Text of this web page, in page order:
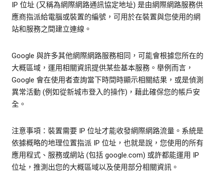
IP 位址 (又稱為網際網路通訊協定地址) 是由網際網路服務供
應商指派給電腦或裝置的編號，可用於在裝置與您使用的網
站和服務之間建立連線。
Google 與許多其他網際網路服務相同，可能會根據您所在的
大概區域，運用相關資訊提供某些基本服務。舉例而言，
Google 會在使用者查詢當下時間時顯示相關結果，或是偵測
異常活動 (例如從新城市登入的操作)，藉此確保您的帳戶安
全。
注意事項：裝置需要 IP 位址才能收發網際網路流量。系統是
依據概略的地理位置指派 IP 位址，也就是說，您使用的所有
應用程式、服務或網站 (包括 google.com) 或許都能運用 IP
位址，推測出您的大概區域以及使用部分相關資訊。